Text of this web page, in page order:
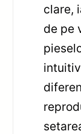
clare,
de pe